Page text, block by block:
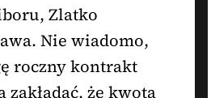
Zlatko
Nie wiadomo,
roczny kontrakt
że kwota